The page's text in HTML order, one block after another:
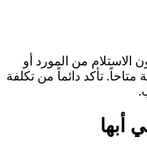
من المورد أو
متاحاً. تأكد دائماً من تكلفة
أبها